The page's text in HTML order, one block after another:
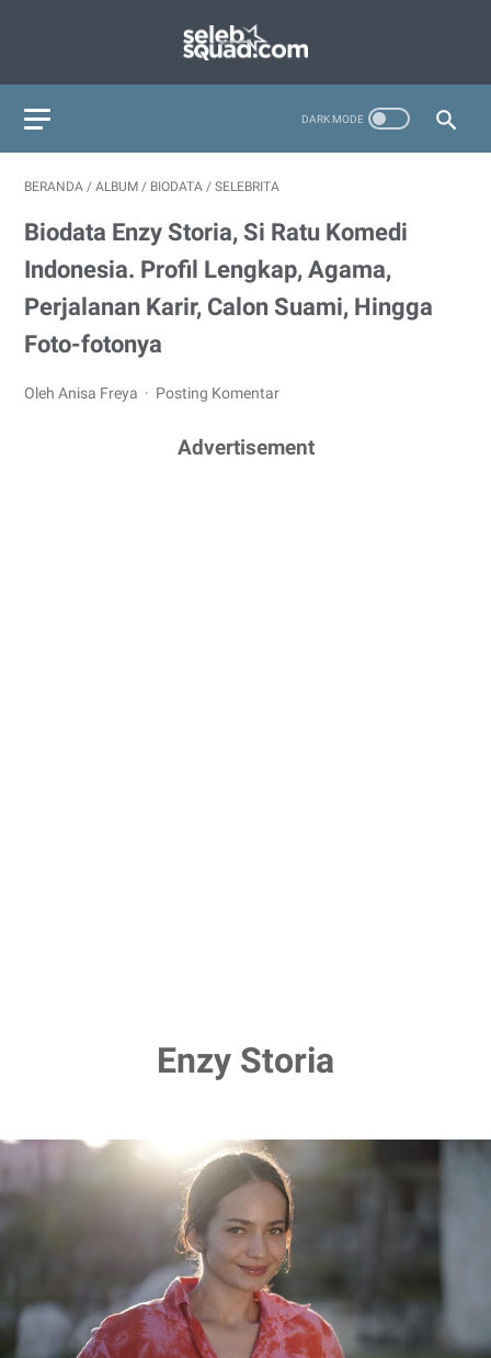
BERANDA / ALBUM / BIODATA / SELEBRITA
Biodata Enzy Storia, Si Ratu Komedi
Indonesia. Profil Lengkap, Agama,
Perjalanan Karir, Calon Suami, Hingga
Foto-fotonya
Oleh Anisa Freya Posting Komentar
Advertisement
Enzy Storia